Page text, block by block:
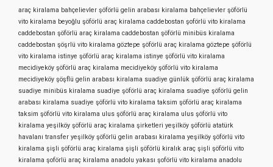
araç kiralama bahçelievler şöförlü gelin arabası kiralama bahçelievler şöförlü
vito kiralama beyoğlu şöförlü araç kiralama caddebostan şoförlü vito kiralama
caddebostan şöförlü araç kiralama caddebostan şöförlü minibüs kiralama
caddebostan şöşrlü vito kiralama göztepe şöförlü araç kiralama göztepe şöförlü
vito kiralama istinye şöförlü araç kiralama istinye şöförlü vito kiralama
mecidiyeköy şöförlü araç kiralama mecidiyeköy şöförlü vito kiralama
mecidiyeköy şöşflü gelin arabası kiralama suadiye günlük şöförlü araç kiralama
suadiye minibüs kiralama suadiye şöförlü araç kiralama suadiye şöförlü gelin
arabası kiralama suadiye şöförlü vito kiralama taksim şöförlü araç kiralama
taksim şöförlü vito kiralama ulus şöförlü araç kiralama ulus şöförlü vito
kiralama yeşilköy şöförlü araç kiralama şirketleri yeşilköy şöförlü atatürk
havalanı transfer yeşilköy şöförlü gelin arabası kiralama yeşilköy şöförlü vito
kiralama şişli şöförlü araç kiralama şişli şöförlü kiralık araç şişli şöförlü vito
kiralama şoförlü araç kiralama anadolu yakası şoförlü vito kiralama anadolu